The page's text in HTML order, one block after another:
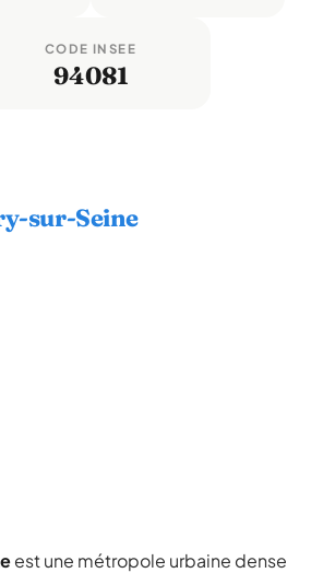
CODE INSEE
94081
sur-Seine
est une métropole urbaine dense